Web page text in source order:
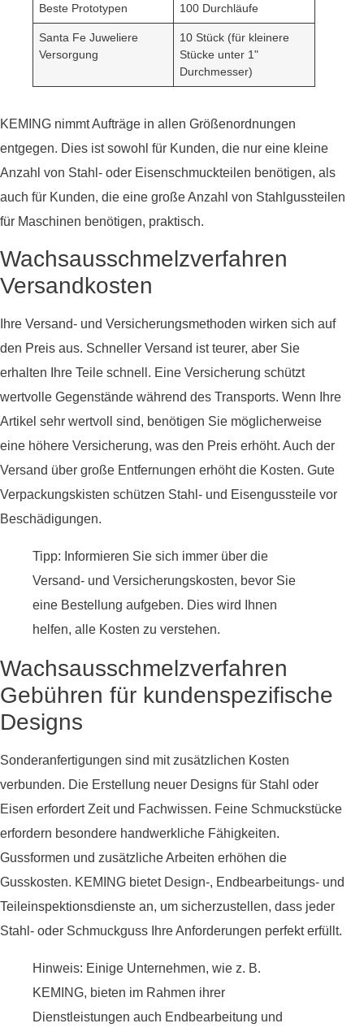
Beste Prototypen 100 Durchläufe
Santa Fe Juweliere
Versorgung
10 Stück (für kleinere
Stücke unter 1"
Durchmesser)
KEMING nimmt Aufträge in allen Größenordnungen
entgegen. Dies ist sowohl für Kunden, die nur eine kleine
Anzahl von Stahl- oder Eisenschmuckteilen benötigen, als
auch für Kunden, die eine große Anzahl von Stahlgussteilen
für Maschinen benötigen, praktisch.
Wachsausschmelzverfahren
Versandkosten
Ihre Versand- und Versicherungsmethoden wirken sich auf
den Preis aus. Schneller Versand ist teurer, aber Sie
erhalten Ihre Teile schnell. Eine Versicherung schützt
wertvolle Gegenstände während des Transports. Wenn Ihre
Artikel sehr wertvoll sind, benötigen Sie möglicherweise
eine höhere Versicherung, was den Preis erhöht. Auch der
Versand über große Entfernungen erhöht die Kosten. Gute
Verpackungskisten schützen Stahl- und Eisengussteile vor
Beschädigungen.
Tipp: Informieren Sie sich immer über die
Versand- und Versicherungskosten, bevor Sie
eine Bestellung aufgeben. Dies wird Ihnen
helfen, alle Kosten zu verstehen.
Wachsausschmelzverfahren
Gebühren für kundenspezifische
Designs
Sonderanfertigungen sind mit zusätzlichen Kosten
verbunden. Die Erstellung neuer Designs für Stahl oder
Eisen erfordert Zeit und Fachwissen. Feine Schmuckstücke
erfordern besondere handwerkliche Fähigkeiten.
Gussformen und zusätzliche Arbeiten erhöhen die
Gusskosten. KEMING bietet Design-, Endbearbeitungs- und
Teileinspektionsdienste an, um sicherzustellen, dass jeder
Stahl- oder Schmuckguss Ihre Anforderungen perfekt erfüllt.
Hinweis: Einige Unternehmen, wie z. B.
KEMING, bieten im Rahmen ihrer
Dienstleistungen auch Endbearbeitung und